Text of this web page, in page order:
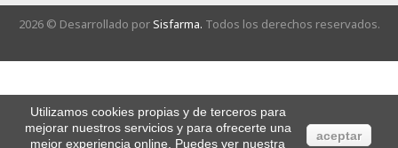
Utilizamos cookies propias y de terceros para
mejorar nuestros servicios y para ofrecerte una
mejor experiencia online. Puedes ver nuestra
aceptar
2026 © Desarrollado porSisfarma. Todos los derechos reservados.